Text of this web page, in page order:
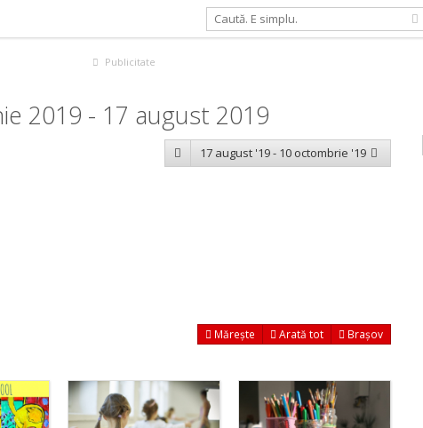
Publicitate
2019 - 17 august 2019
17 august '19 - 10 octombrie '19
Mărește Arată tot Brașov